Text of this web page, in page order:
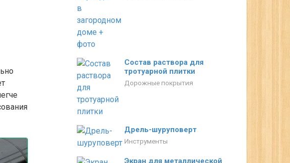
Состав раствора для
тротуарной плитки
Дорожные покрытия
Дрель-шуруповерт
Инструменты
Экран для металлической